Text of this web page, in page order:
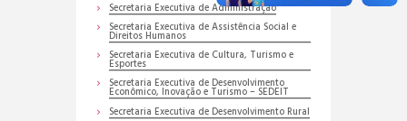
Secretaria Executiva de Administração
Secretaria Executiva de Assistência Social e
Direitos Humanos
Secretaria Executiva de Cultura, Turismo e
Esportes
Secretaria Executiva de Desenvolvimento
Econômico, Inovação e Turismo – SEDEIT
Secretaria Executiva de Desenvolvimento Rural